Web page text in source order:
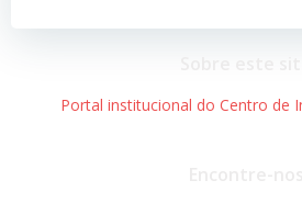
Post
Portal institucional do Centro de